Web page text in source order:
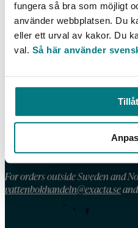
fungera så bra som möjligt
använder webbplatsen. Du
eller ett urval av kakor. Du
val. Så här använder
KONTAKT
Telefon: 08 – 506 002 90
E-post:
Våra köpvillkor
For orders outside Sweden and
vattenbokhandeln@exacta.se